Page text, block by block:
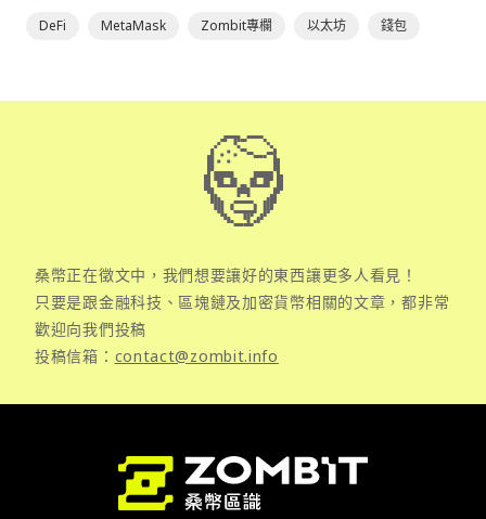
DeFi MetaMask Zombit專欄 以太坊 錢包
桑幣正在徵文中，我們想要讓好的東西讓更多人看見！
只要是跟金融科技、區塊鏈及加密貨幣相關的文章，都非常
歡迎向我們投稿
投稿信箱： contact@zombit.info